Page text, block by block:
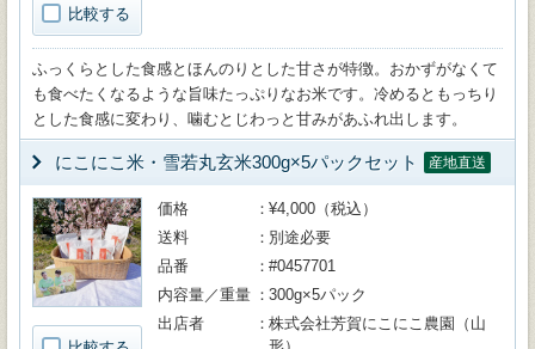
比較する
ふっくらとした食感とほんのりとした甘さが特徴。おかずがなくて
も食べたくなるような旨味たっぷりなお米です。冷めるともっちり
とした食感に変わり、噛むとじわっと甘みがあふれ出します。
にこにこ米・雪若丸玄米300g×5パックセット 産地直送
価格
¥4,000（税込）
送料
別途必要
品番
#0457701
内容量／重量
300g×5パック
出店者
株式会社芳賀にこにこ農園（山